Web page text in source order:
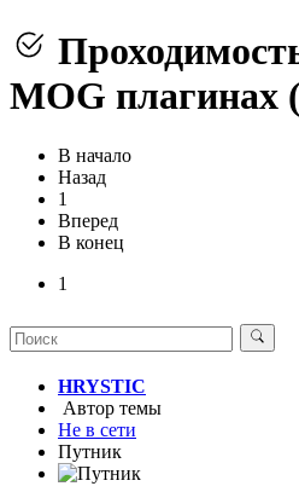
MOG плагинах
В начало
Назад
1
Вперед
В конец
1
HRYSTIC
Автор темы
Не в сети
Путник